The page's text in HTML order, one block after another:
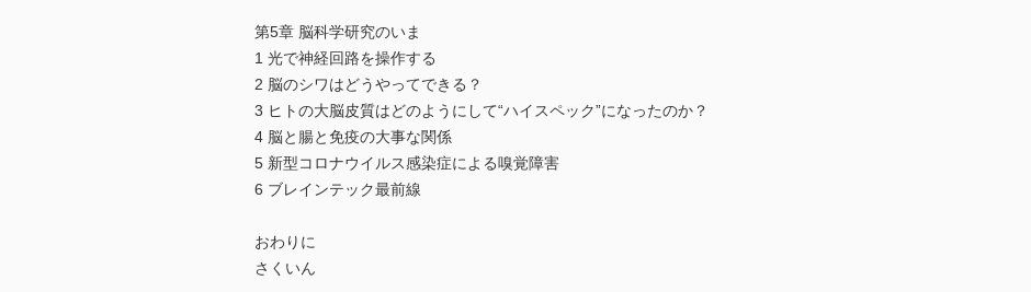
第5章 脳科学研究のいま
1 光で神経回路を操作する
2 脳のシワはどうやってできる？
3 ヒトの大脳皮質はどのようにして“ハイスペック”になったのか？
4 脳と腸と免疫の大事な関係
5 新型コロナウイルス感染症による嗅覚障害
6 ブレインテック最前線
おわりに
さくいん